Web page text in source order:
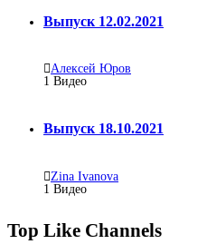
Выпуск 12.02.2021
Алексей Юров
1 Видео
Выпуск 18.10.2021
Zina Ivanova
1 Видео
Top Like Channels